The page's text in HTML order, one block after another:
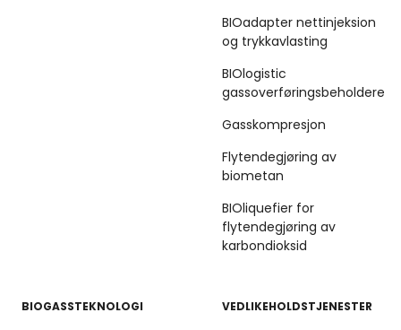
BIOadapter nettinjeksion
og trykkavlasting
BIOlogistic
gassoverføringsbeholdere
Gasskompresjon
Flytendegjøring av
biometan
BIOliquefier for
flytendegjøring av
karbondioksid
BIOGASSTEKNOLOGI VEDLIKEHOLDSTJENESTER